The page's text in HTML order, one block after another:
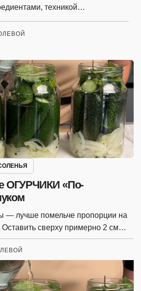
ОГУРЧИКИ «По-
— лучше помельче пропорции на
Оставить сверху примерно 2 см…